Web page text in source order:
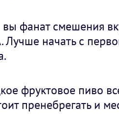
вы фанат смешения
Лучше начать с
фруктовое пиво
пренебрегать и